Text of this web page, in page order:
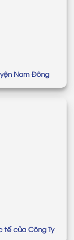
Nam Đông
tế của Công Ty